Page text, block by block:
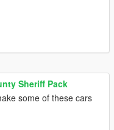
Sheriff Pack
some of these cars